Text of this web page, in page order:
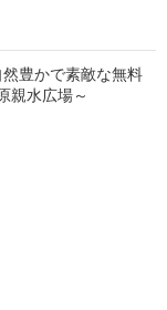
然豊かで素敵な無料
親水広場～